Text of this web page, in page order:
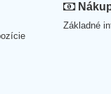
Základné